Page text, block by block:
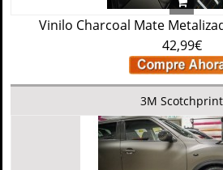
Vinilo Charcoal Mate
42,99€
3M Scotchprint